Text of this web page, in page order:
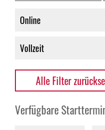
Alle Filter
Verfügbare